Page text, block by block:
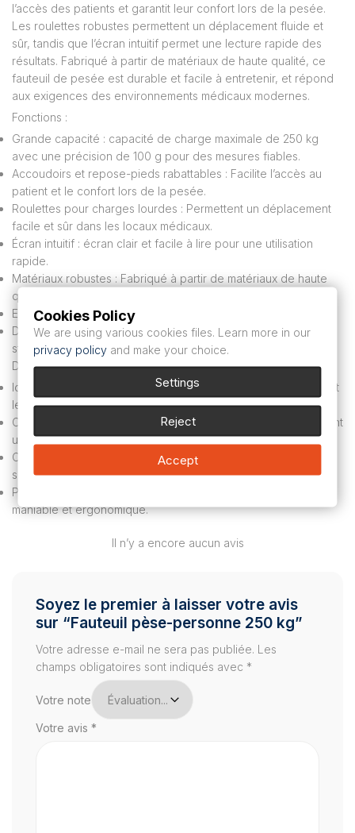
l’accès des patients et garantit leur confort lors de la pesée.
Les roulettes robustes permettent un déplacement fluide et
sûr, tandis que l’écran intuitif permet une lecture rapide des
résultats. Fabriqué à partir de matériaux de haute qualité, ce
fauteuil de pesée est durable et facile à entretenir, et répond
aux exigences des environnements médicaux modernes.
Fonctions :
Grande capacité : capacité de charge maximale de 250 kg
avec une précision de 100 g pour des mesures fiables.
Accoudoirs et repose-pieds rabattables : Facilite l’accès au
patient et le confort lors de la pesée.
Roulettes pour charges lourdes : Permettent un déplacement
facile et sûr dans les locaux médicaux.
Écran intuitif : écran clair et facile à lire pour une utilisation
rapide.
Matériaux robustes : Fabriqué à partir de matériaux de haute
qualité pour une durabilité supplémentaire.
Entretien facile : surface hygiénique et facile à nettoyer.
Design compact : optimise l’espace tout en offrant une grande
stabilité.
Demandes :
Idéal pour les hôpitaux, les cliniques, les maisons de retraite et
les centres de soins.
Conçu pour peser les patients à mobilité réduite ou nécessitant
une assistance.
Convient aux professionnels de la santé qui recherchent une
solution pratique et fiable pour peser les patients.
Parfait pour les environnements qui nécessitent une balance
maniable et ergonomique.
Il n’y a encore aucun avis
Soyez le premier à laisser votre avis
sur “Fauteuil pèse-personne 250 kg”
Votre adresse e-mail ne sera pas publiée. Les
champs obligatoires sont indiqués avec *
Votre note
Votre avis *
Cookies Policy
We are using various cookies files. Learn more in our
privacy policy and make your choice.
Settings
Reject
Accept